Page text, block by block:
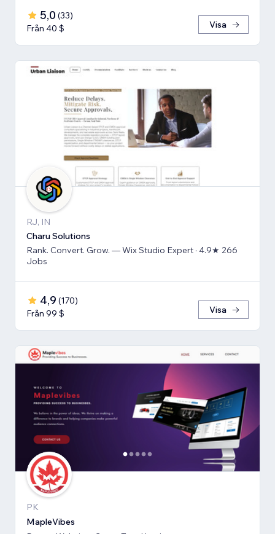
5,0 (33)
Från 40 $
Visa
RJ, IN
Charu Solutions
Rank. Convert. Grow. — Wix Studio Expert · 4.9★ 266
Jobs
4,9 (170)
Från 99 $
Visa
PK
MapleVibes